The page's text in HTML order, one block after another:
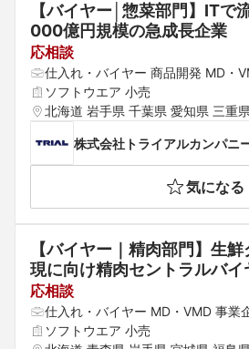
【バイヤー│惣菜部門】ITで
000億円規模の急成長企業
応相談
仕入れ・バイヤー 商品開発 MD・
ソフトウエア 小売
北海道 岩手県 千葉県 愛知県 三重
株式会社トライアルカンパニ
気になる
【バイヤー｜精肉部門】生
現に向け精肉セントラルバ
で流通変革を起こす売上
長企業
応相談
仕入れ・バイヤー MD・VMD 事業
ソフトウエア 小売